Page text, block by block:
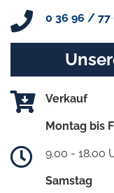
0 36 96 / 77
Verkauf
Montag bis
9.00 - 18.00
Samstag